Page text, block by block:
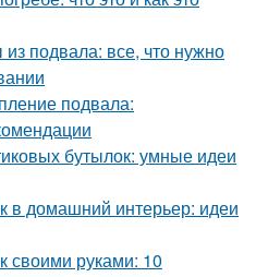
подвала: все, что нужно
подвала:
бутылок: умные идеи
в домашний интерьер: идеи
своими руками: 10